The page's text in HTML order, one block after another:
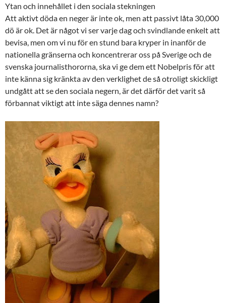
Ytan och innehållet i den sociala stekningen
Att aktivt döda en neger är inte ok, men att passivt låta 30,000
dö är ok. Det är något vi ser varje dag och svindlande enkelt att
bevisa, men om vi nu för en stund bara kryper in inanför de
nationella gränserna och koncentrerar oss på Sverige och de
svenska journalisthororna, ska vi ge dem ett Nobelpris för att
inte känna sig kränkta av den verklighet de så otroligt skickligt
undgått att se den sociala negern, är det därför det varit så
förbannat viktigt att inte säga dennes namn?